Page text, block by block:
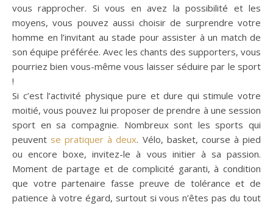
vous rapprocher. Si vous en avez la possibilité et les
moyens, vous pouvez aussi choisir de surprendre votre
homme en l’invitant au stade pour assister à un match de
son équipe préférée. Avec les chants des supporters, vous
pourriez bien vous-même vous laisser séduire par le sport
!
Si c’est l’activité physique pure et dure qui stimule votre
moitié, vous pouvez lui proposer de prendre à une session
sport en sa compagnie. Nombreux sont les sports qui
peuvent se pratiquer à deux. Vélo, basket, course à pied
ou encore boxe, invitez-le à vous initier à sa passion.
Moment de partage et de complicité garanti, à condition
que votre partenaire fasse preuve de tolérance et de
patience à votre égard, surtout si vous n’êtes pas du tout